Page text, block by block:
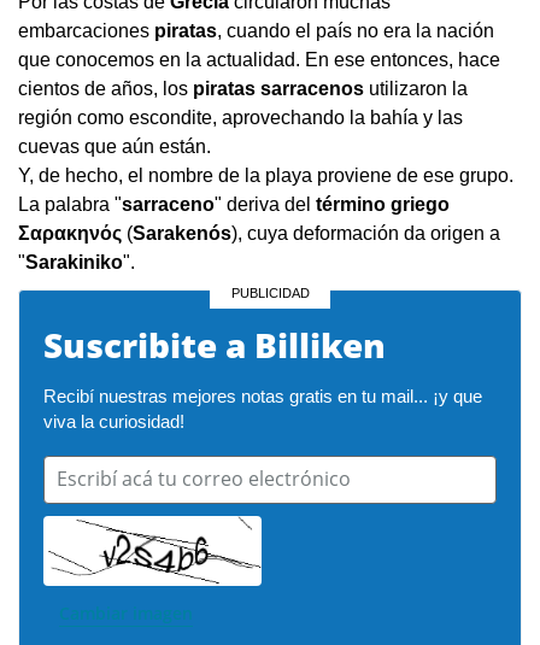
embarcaciones piratas, cuando el país no era la nación
que conocemos en la actualidad. En ese entonces, hace
cientos de años, los piratas sarracenos utilizaron la
región como escondite, aprovechando la bahía y las
cuevas que aún están.
Y, de hecho, el nombre de la playa proviene de ese grupo.
La palabra "sarraceno" deriva del término griego
Σαρακηνός (Sarakenós), cuya deformación da origen a
"Sarakiniko".
Suscribite a Billiken
Recibí nuestras mejores notas gratis en tu mail... ¡y que
viva la curiosidad!
Escribí acá tu correo electrónico
Cambiar imagen